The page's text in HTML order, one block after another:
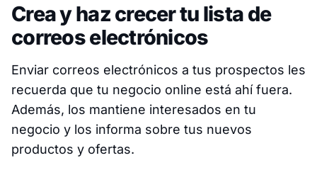
Crea y haz crecer tu lista de
correos electrónicos
Enviar correos electrónicos a tus prospectos les
recuerda que tu negocio online está ahí fuera.
Además, los mantiene interesados en tu
negocio y los informa sobre tus nuevos
productos y ofertas.